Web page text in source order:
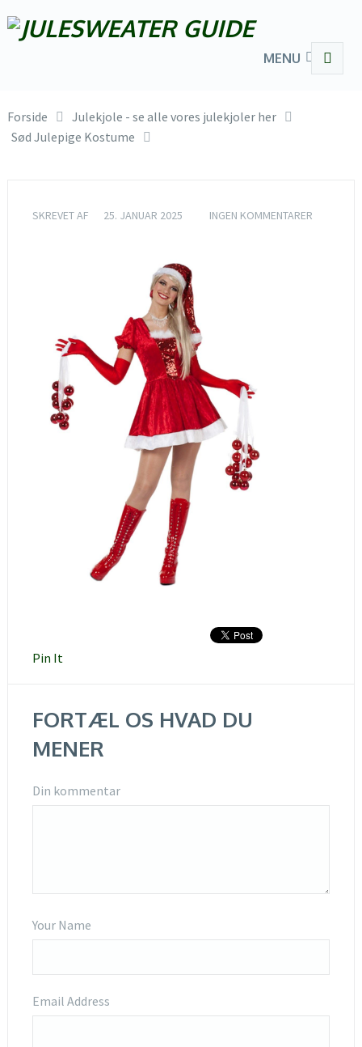
MENU
Forside
Julekjole - se alle vores julekjoler her
Sød Julepige Kostume
SKREVET AF 25. JANUAR 2025 INGEN KOMMENTARER
Pin It
FORTÆL OS HVAD DU
MENER
Din kommentar
Your Name
Email Address